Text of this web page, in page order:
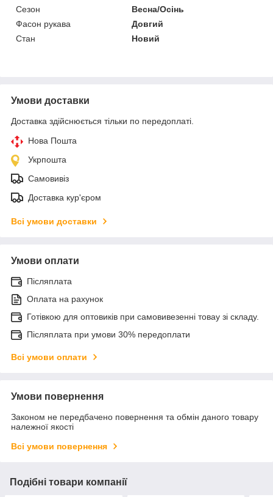
Сезон
Весна/Осінь
Фасон рукава
Довгий
Стан
Новий
Умови доставки
Доставка здійснюється тільки по передоплаті.
Нова Пошта
Укрпошта
Самовивіз
Доставка кур'єром
Всі умови доставки
Умови оплати
Післяплата
Оплата на рахунок
Готівкою для оптовиків при самовивезенні товау зі складу.
Післяплата при умови 30% передоплати
Всі умови оплати
Умови повернення
Законом не передбачено повернення та обмін даного товару
належної якості
Всі умови повернення
Подібні товари компанії